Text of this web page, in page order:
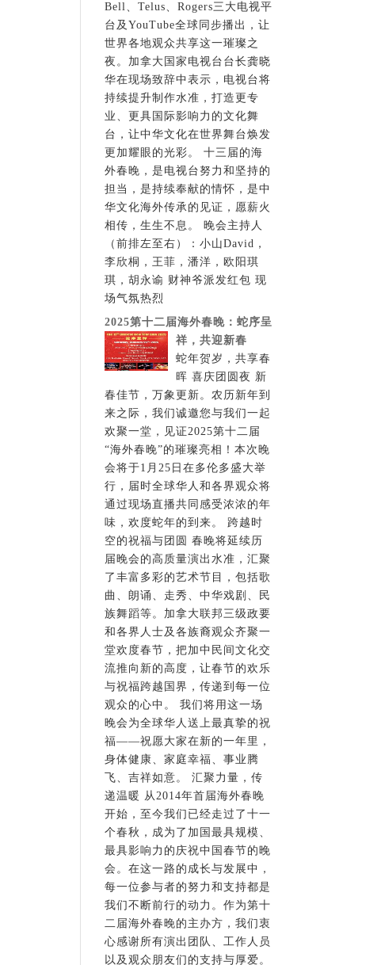
Bell、Telus、Rogers三大电视平
台及YouTube全球同步播出，让
世界各地观众共享这一璀璨之
夜。加拿大国家电视台台长龚晓
华在现场致辞中表示，电视台将
持续提升制作水准，打造更专
业、更具国际影响力的文化舞
台，让中华文化在世界舞台焕发
更加耀眼的光彩。 十三届的海
外春晚，是电视台努力和坚持的
担当，是持续奉献的情怀，是中
华文化海外传承的见证，愿薪火
相传，生生不息。 晚会主持人
（前排左至右）：小山David，
李欣桐，王菲，潘洋，欧阳琪
琪，胡永谕 财神爷派发红包 现
场气氛热烈
2025第十二届海外春晚：蛇序呈
祥，共迎新春
蛇年贺岁，共享春
晖 喜庆团圆夜 新
春佳节，万象更新。农历新年到
来之际，我们诚邀您与我们一起
欢聚一堂，见证2025第十二届
“海外春晚”的璀璨亮相！本次晚
会将于1月25日在多伦多盛大举
行，届时全球华人和各界观众将
通过现场直播共同感受浓浓的年
味，欢度蛇年的到来。 跨越时
空的祝福与团圆 春晚将延续历
届晚会的高质量演出水准，汇聚
了丰富多彩的艺术节目，包括歌
曲、朗诵、走秀、中华戏剧、民
族舞蹈等。加拿大联邦三级政要
和各界人士及各族裔观众齐聚一
堂欢度春节，把加中民间文化交
流推向新的高度，让春节的欢乐
与祝福跨越国界，传递到每一位
观众的心中。 我们将用这一场
晚会为全球华人送上最真挚的祝
福——祝愿大家在新的一年里，
身体健康、家庭幸福、事业腾
飞、吉祥如意。 汇聚力量，传
递温暖 从2014年首届海外春晚
开始，至今我们已经走过了十一
个春秋，成为了加国最具规模、
最具影响力的庆祝中国春节的晚
会。在这一路的成长与发展中，
每一位参与者的努力和支持都是
我们不断前行的动力。作为第十
二届海外春晚的主办方，我们衷
心感谢所有演出团队、工作人员
以及观众朋友们的支持与厚爱。